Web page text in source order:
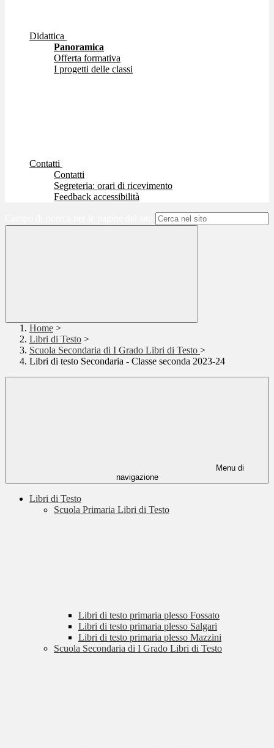
Didattica
Panoramica
Offerta formativa
I progetti delle classi
Contatti
Contatti
Segreteria: orari di ricevimento
Feedback accessibilità
Home >
Libri di Testo >
Scuola Secondaria di I Grado Libri di Testo >
Libri di testo Secondaria - Classe seconda 2023-24
Menu di
navigazione
Libri di Testo
Scuola Primaria Libri di Testo
Libri di testo primaria plesso Fossato
Libri di testo primaria plesso Salgari
Libri di testo primaria plesso Mazzini
Scuola Secondaria di I Grado Libri di Testo